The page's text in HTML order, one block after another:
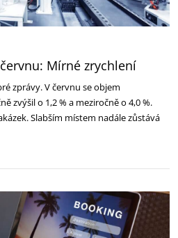
Mírné zrychlení
zprávy. V červnu se objem
zvýšil o 1,2 % a meziročně o 4,0 %.
Slabším místem nadále zůstává